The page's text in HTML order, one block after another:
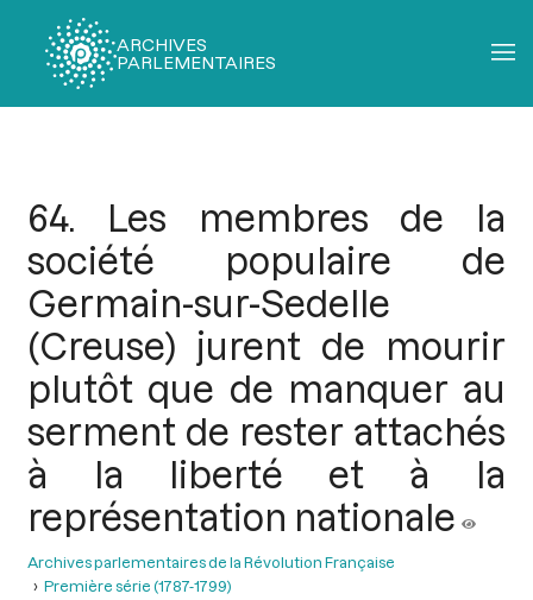
ARCHIVES
PARLEMENTAIRES
64. Les membres de la
société populaire de
Germain-sur-Sedelle
(Creuse) jurent de mourir
plutôt que de manquer au
serment de rester attachés
à la liberté et à la
représentation nationale
Archives parlementaires de la Révolution Française
Première série (1787-1799)